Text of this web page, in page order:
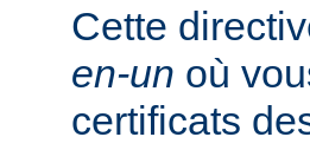
Cette
en-un où
certificats